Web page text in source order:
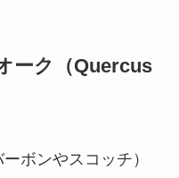
ーク（Quercus
ボンやスコッチ）